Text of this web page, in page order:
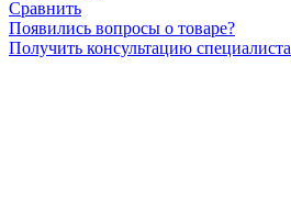
Сравнить
Появились вопросы о товаре?
Получить консультацию специалиста